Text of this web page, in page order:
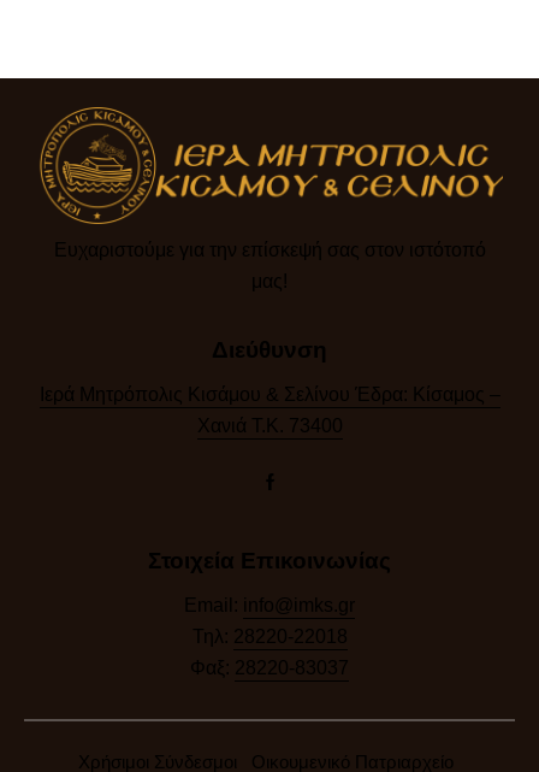
Ευχαριστούμε για την επίσκεψή σας στον ιστότοπό
μας!​
Διεύθυνση
Ιερά Μητρόπολις Κισάμου & Σελίνου Έδρα: Κίσαμος –
Χανιά Τ.Κ. 73400
Στοιχεία Επικοινωνίας
Email: info@imks.gr
Τηλ: 28220-22018
Φαξ: 28220-83037
Χρήσιμοι Σύνδεσμοι Οικουμενικό Πατριαρχείο